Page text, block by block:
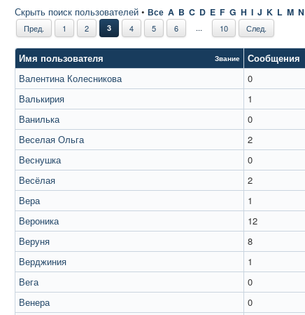
Скрыть поиск пользователей • Все A B C D E F G H I J K L M N
Пред. 1 2 3 4 5 6 ... 10 След.
Имя пользователя Звание Сообщения
Валентина Колесникова
0
Валькирия
1
Ванилька
0
Веселая Ольга
2
Веснушка
0
Весёлая
2
Вера
1
Вероника
12
Веруня
8
Верджиния
1
Вега
0
Венера
0